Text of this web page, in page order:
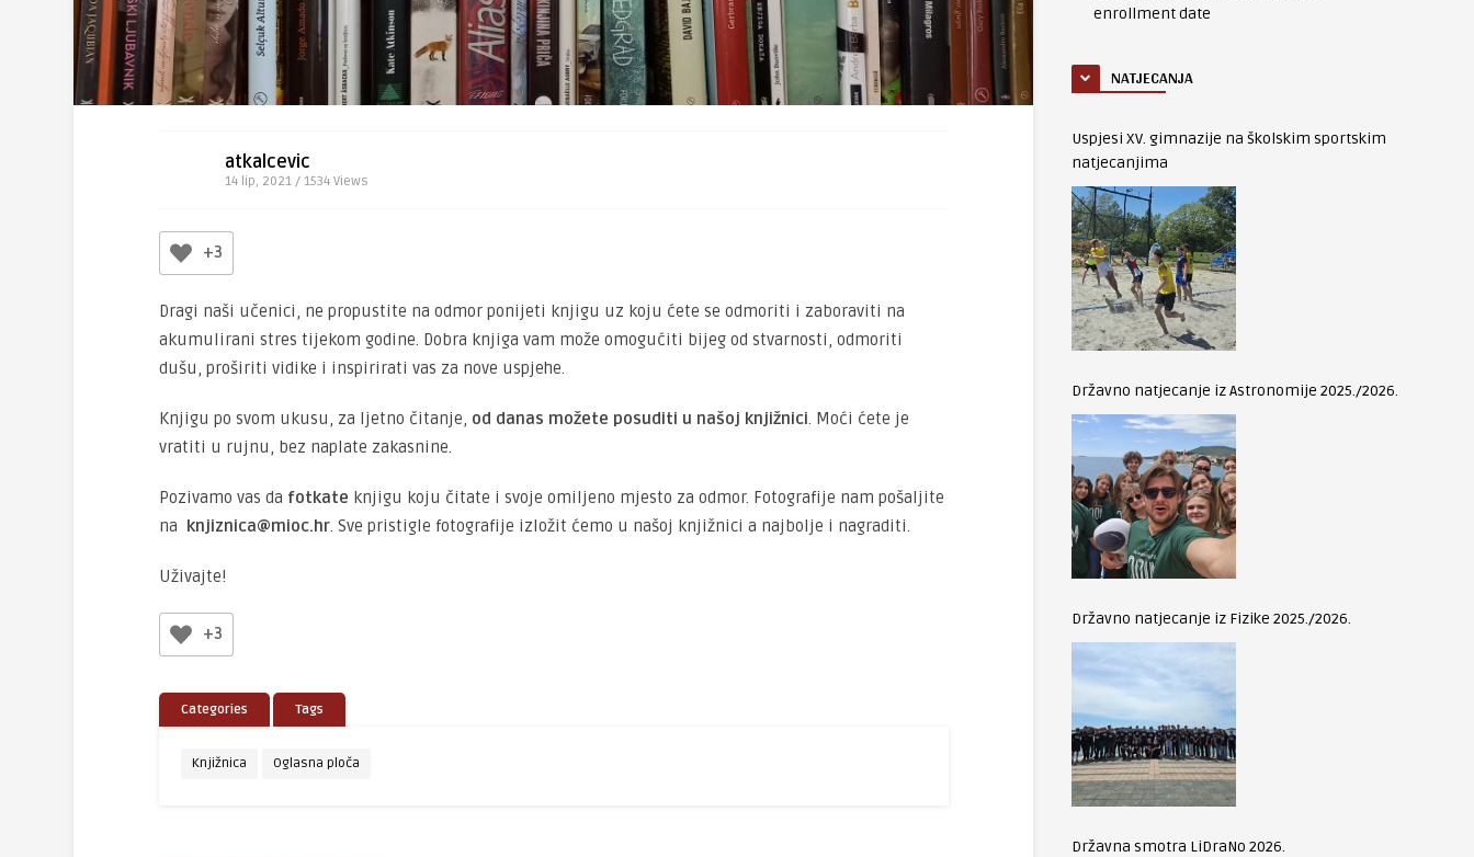
atkalcevic
14 lip, 2021 / 1534 Views
+3
Dragi naši učenici, ne propustite na odmor ponijeti knjigu uz koju ćete se odmoriti i zaboraviti na
akumulirani stres tijekom godine. Dobra knjiga vam može omogućiti bijeg od stvarnosti, odmoriti
dušu, proširiti vidike i inspirirati vas za nove uspjehe.
Knjigu po svom ukusu, za ljetno čitanje, od danas možete posuditi u našoj knjižnici. Moći ćete je
vratiti u rujnu, bez naplate zakasnine.
Pozivamo vas da fotkate knjigu koju čitate i svoje omiljeno mjesto za odmor. Fotografije nam pošaljite
na knjiznica@mioc.hr. Sve pristigle fotografije izložit ćemo u našoj knjižnici a najbolje i nagraditi.
Uživajte!
+3
Categories Tags
Knjižnica Oglasna ploča
enrollment date
NATJECANJA
Uspjesi XV. gimnazije na školskim sportskim
natjecanjima
Državno natjecanje iz Astronomije 2025./2026.
Državno natjecanje iz Fizike 2025./2026.
Državna smotra LiDraNo 2026.